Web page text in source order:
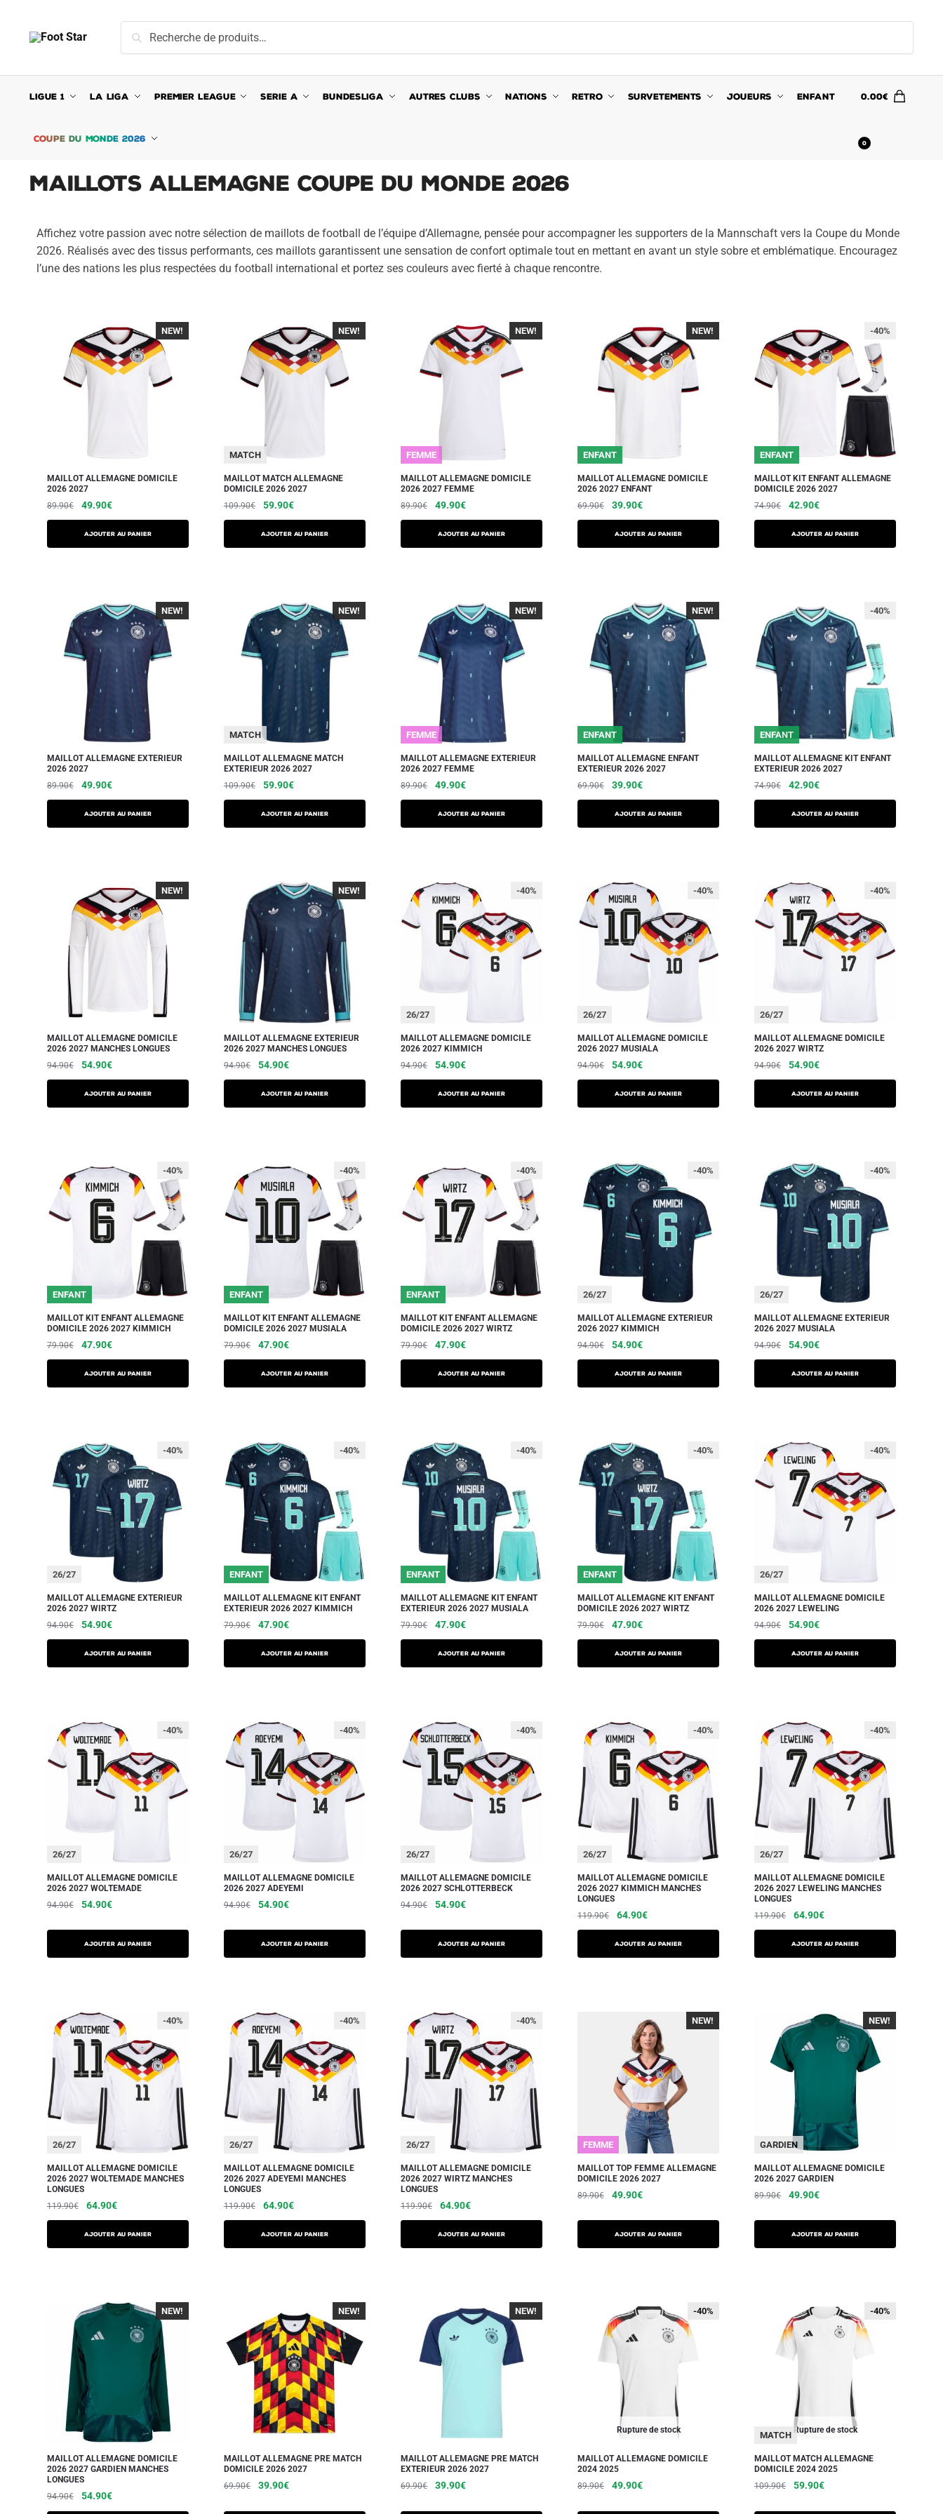
Recherche
LIGUE 1 LA LIGA PREMIER LEAGUE SERIE A BUNDESLIGA AUTRES CLUBS NATIONS RETRO SURVETEMENTS JOUEURS ENFANT
COUPE DU MONDE 2026
0.00€
0
Maillots Allemagne Coupe du Monde 2026
Affichez votre passion avec notre sélection de maillots de football de l’équipe d’Allemagne, pensée pour accompagner les supporters de la Mannschaft vers la Coupe du Monde
2026. Réalisés avec des tissus performants, ces maillots garantissent une sensation de confort optimale tout en mettant en avant un style sobre et emblématique. Encouragez
l’une des nations les plus respectées du football international et portez ses couleurs avec fierté à chaque rencontre.
-40%
NEW!
MAILLOT ALLEMAGNE DOMICILE
2026 2027
89.90€ 49.90€
AJOUTER AU PANIER
-40%
NEW!
MATCH
MAILLOT MATCH ALLEMAGNE
DOMICILE 2026 2027
109.90€ 59.90€
AJOUTER AU PANIER
-40%
NEW!
FEMME
MAILLOT ALLEMAGNE DOMICILE
2026 2027 FEMME
89.90€ 49.90€
AJOUTER AU PANIER
-40%
NEW!
ENFANT
MAILLOT ALLEMAGNE DOMICILE
2026 2027 ENFANT
69.90€ 39.90€
AJOUTER AU PANIER
ENFANT
-40%
MAILLOT KIT ENFANT ALLEMAGNE
DOMICILE 2026 2027
74.90€ 42.90€
AJOUTER AU PANIER
-40%
NEW!
MAILLOT ALLEMAGNE EXTERIEUR
2026 2027
89.90€ 49.90€
AJOUTER AU PANIER
-40%
NEW!
MATCH
MAILLOT ALLEMAGNE MATCH
EXTERIEUR 2026 2027
109.90€ 59.90€
AJOUTER AU PANIER
-40%
NEW!
FEMME
MAILLOT ALLEMAGNE EXTERIEUR
2026 2027 FEMME
89.90€ 49.90€
AJOUTER AU PANIER
-40%
NEW!
ENFANT
MAILLOT ALLEMAGNE ENFANT
EXTERIEUR 2026 2027
69.90€ 39.90€
AJOUTER AU PANIER
ENFANT
-40%
MAILLOT ALLEMAGNE KIT ENFANT
EXTERIEUR 2026 2027
74.90€ 42.90€
AJOUTER AU PANIER
-40%
NEW!
MAILLOT ALLEMAGNE DOMICILE
2026 2027 MANCHES LONGUES
94.90€ 54.90€
AJOUTER AU PANIER
-40%
NEW!
MAILLOT ALLEMAGNE EXTERIEUR
2026 2027 MANCHES LONGUES
94.90€ 54.90€
AJOUTER AU PANIER
26/27
-40%
MAILLOT ALLEMAGNE DOMICILE
2026 2027 KIMMICH
94.90€ 54.90€
AJOUTER AU PANIER
26/27
-40%
MAILLOT ALLEMAGNE DOMICILE
2026 2027 MUSIALA
94.90€ 54.90€
AJOUTER AU PANIER
26/27
-40%
MAILLOT ALLEMAGNE DOMICILE
2026 2027 WIRTZ
94.90€ 54.90€
AJOUTER AU PANIER
ENFANT
-40%
MAILLOT KIT ENFANT ALLEMAGNE
DOMICILE 2026 2027 KIMMICH
79.90€ 47.90€
AJOUTER AU PANIER
ENFANT
-40%
MAILLOT KIT ENFANT ALLEMAGNE
DOMICILE 2026 2027 MUSIALA
79.90€ 47.90€
AJOUTER AU PANIER
ENFANT
-40%
MAILLOT KIT ENFANT ALLEMAGNE
DOMICILE 2026 2027 WIRTZ
79.90€ 47.90€
AJOUTER AU PANIER
26/27
-40%
MAILLOT ALLEMAGNE EXTERIEUR
2026 2027 KIMMICH
94.90€ 54.90€
AJOUTER AU PANIER
26/27
-40%
MAILLOT ALLEMAGNE EXTERIEUR
2026 2027 MUSIALA
94.90€ 54.90€
AJOUTER AU PANIER
26/27
-40%
MAILLOT ALLEMAGNE EXTERIEUR
2026 2027 WIRTZ
94.90€ 54.90€
AJOUTER AU PANIER
ENFANT
-40%
MAILLOT ALLEMAGNE KIT ENFANT
EXTERIEUR 2026 2027 KIMMICH
79.90€ 47.90€
AJOUTER AU PANIER
ENFANT
-40%
MAILLOT ALLEMAGNE KIT ENFANT
EXTERIEUR 2026 2027 MUSIALA
79.90€ 47.90€
AJOUTER AU PANIER
ENFANT
-40%
MAILLOT ALLEMAGNE KIT ENFANT
DOMICILE 2026 2027 WIRTZ
79.90€ 47.90€
AJOUTER AU PANIER
26/27
-40%
MAILLOT ALLEMAGNE DOMICILE
2026 2027 LEWELING
94.90€ 54.90€
AJOUTER AU PANIER
26/27
-40%
MAILLOT ALLEMAGNE DOMICILE
2026 2027 WOLTEMADE
94.90€ 54.90€
AJOUTER AU PANIER
26/27
-40%
MAILLOT ALLEMAGNE DOMICILE
2026 2027 ADEYEMI
94.90€ 54.90€
AJOUTER AU PANIER
26/27
-40%
MAILLOT ALLEMAGNE DOMICILE
2026 2027 SCHLOTTERBECK
94.90€ 54.90€
AJOUTER AU PANIER
26/27
-40%
MAILLOT ALLEMAGNE DOMICILE
2026 2027 KIMMICH MANCHES
LONGUES
119.90€ 64.90€
AJOUTER AU PANIER
26/27
-40%
MAILLOT ALLEMAGNE DOMICILE
2026 2027 LEWELING MANCHES
LONGUES
119.90€ 64.90€
AJOUTER AU PANIER
26/27
-40%
MAILLOT ALLEMAGNE DOMICILE
2026 2027 WOLTEMADE MANCHES
LONGUES
119.90€ 64.90€
AJOUTER AU PANIER
26/27
-40%
MAILLOT ALLEMAGNE DOMICILE
2026 2027 ADEYEMI MANCHES
LONGUES
119.90€ 64.90€
AJOUTER AU PANIER
26/27
-40%
MAILLOT ALLEMAGNE DOMICILE
2026 2027 WIRTZ MANCHES
LONGUES
119.90€ 64.90€
AJOUTER AU PANIER
-40%
NEW!
FEMME
MAILLOT TOP FEMME ALLEMAGNE
DOMICILE 2026 2027
89.90€ 49.90€
AJOUTER AU PANIER
-40%
NEW!
GARDIEN
MAILLOT ALLEMAGNE DOMICILE
2026 2027 GARDIEN
89.90€ 49.90€
AJOUTER AU PANIER
-40%
NEW!
MAILLOT ALLEMAGNE DOMICILE
2026 2027 GARDIEN MANCHES
LONGUES
94.90€ 54.90€
-40%
NEW!
MAILLOT ALLEMAGNE PRE MATCH
DOMICILE 2026 2027
69.90€ 39.90€
-40%
NEW!
MAILLOT ALLEMAGNE PRE MATCH
EXTERIEUR 2026 2027
69.90€ 39.90€
Rupture de stock
-40%
-40%
MAILLOT ALLEMAGNE DOMICILE
2024 2025
89.90€ 49.90€
Rupture de stock
-40%
MATCH
-40%
MAILLOT MATCH ALLEMAGNE
DOMICILE 2024 2025
109.90€ 59.90€